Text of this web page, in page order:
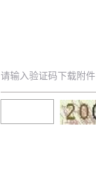
请输入验证码下载附件